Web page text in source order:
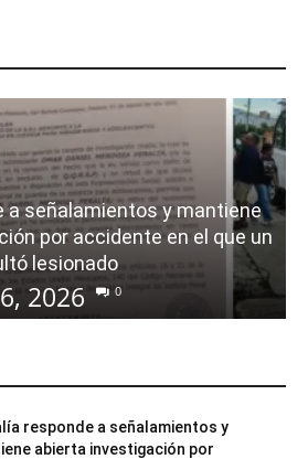
a señalamientos y mantiene
por accidente en el que un
lesionado
2026 0
responde a señalamientos y
abierta investigación por